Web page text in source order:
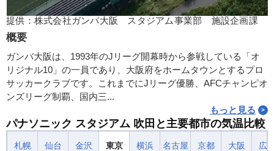
提供：株式会社ガンバ大阪 スタジアム事業部 施設企画課
概要
ガンバ大阪は、1993年のJリーグ開幕時から参戦している「オ
リジナル10」の一員であり、大阪府をホームタウンとするプロ
サッカークラブです。これまでにJリーグ優勝、AFCチャンピオ
ンズリーグ制覇、国内三...
もっと見る
パナソニック スタジアム 吹田と主要都市の気温比較
札幌 仙台 金沢 東京 横浜 名古屋 京都 大阪 広